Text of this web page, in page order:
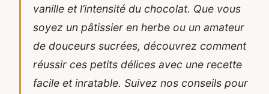
vanille et l’intensité du chocolat. Que vous
soyez un pâtissier en herbe ou un amateur
de douceurs sucrées, découvrez comment
réussir ces petits délices avec une recette
facile et inratable. Suivez nos conseils pour